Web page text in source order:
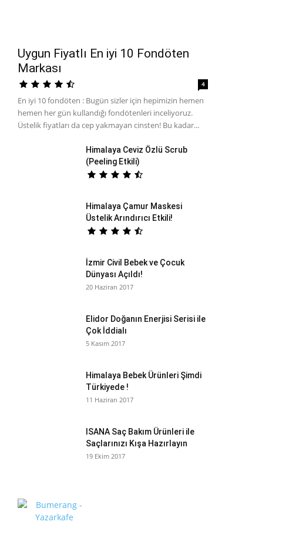
Uygun Fiyatlı En iyi 10 Fondöten
Markası
4
En iyi 10 fondöten : Bugün sizler için hepimizin hemen
hemen her gün kullandığı fondötenleri inceliyoruz.
Üstelik fiyatları da cep yakmayan cinsten! Bu kadar...
Himalaya Ceviz Özlü Scrub
(Peeling Etkili)
Himalaya Çamur Maskesi
Üstelik Arındırıcı Etkili!
İzmir Civil Bebek ve Çocuk
Dünyası Açıldı!
20 Haziran 2017
Elidor Doğanın Enerjisi Serisi ile
Çok İddialı
5 Kasım 2017
Himalaya Bebek Ürünleri Şimdi
Türkiyede !
11 Haziran 2017
ISANA Saç Bakım Ürünleri ile
Saçlarınızı Kışa Hazırlayın
19 Ekim 2017